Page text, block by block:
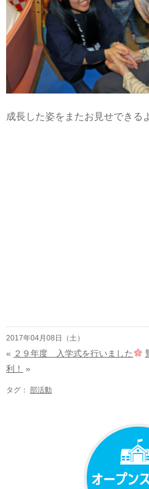
成長した姿をまたお見せできる
2017年04月08日（土）
« ２９年度 入学式を行いました
利！
»
タグ： 部活動